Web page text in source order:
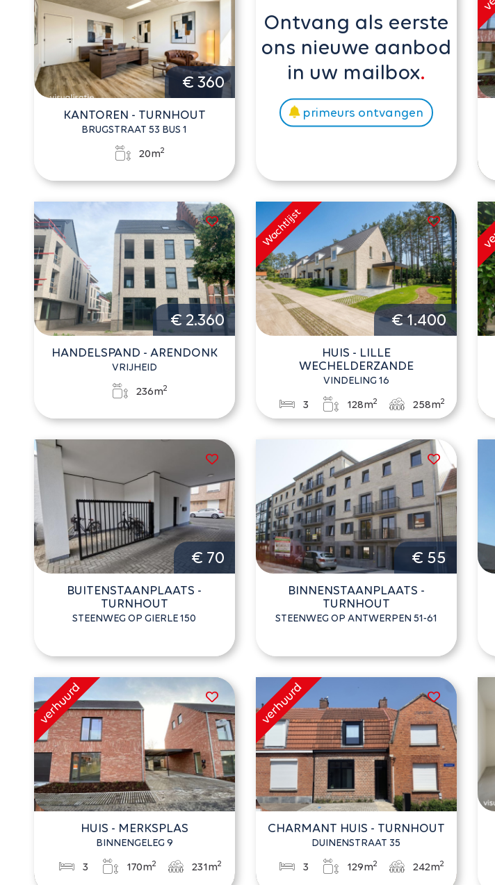
€ 360
KANTOREN - TURNHOUT
BRUGSTRAAT 53 BUS 1
20m2
Ontvang als eerste
ons nieuwe aanbod
in uw mailbox
primeurs ontvangen
€ 2.360
HANDELSPAND - ARENDONK
VRIJHEID
236m2
€ 1.400
HUIS - LILLE
WECHELDERZANDE
VINDELING 16
3 128m2 258m2
€ 70
BUITENSTAANPLAATS -
TURNHOUT
STEENWEG OP GIERLE 150
€ 55
BINNENSTAANPLAATS -
TURNHOUT
STEENWEG OP ANTWERPEN 51-61
HUIS - MERKSPLAS
BINNENGELEG 9
3 170m2 231m2
CHARMANT HUIS - TURNHOUT
DUINENSTRAAT 35
3 129m2 242m2